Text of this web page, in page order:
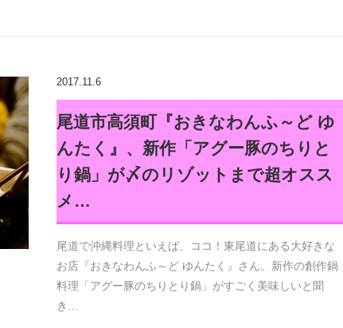
2017.11.6
尾道市高須町『おきなわんふ～ど ゆ
んたく』、新作「アグー豚のちりと
り鍋」が〆のリゾットまで超オスス
メ…
尾道で沖縄料理といえば、ココ！東尾道にある大好きな
お店『おきなわんふ～ど ゆんたく』さん。新作の創作鍋
料理「アグー豚のちりとり鍋」がすごく美味しいと聞
き…